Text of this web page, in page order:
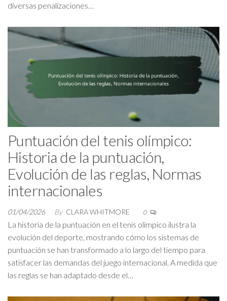
diversas penalizaciones…
Puntuación del tenis olímpico:
Historia de la puntuación,
Evolución de las reglas, Normas
internacionales
01/04/2026 By CLARA WHITMORE 0
La historia de la puntuación en el tenis olímpico ilustra la
evolución del deporte, mostrando cómo los sistemas de
puntuación se han transformado a lo largo del tiempo para
satisfacer las demandas del juego internacional. A medida que
las reglas se han adaptado desde el…